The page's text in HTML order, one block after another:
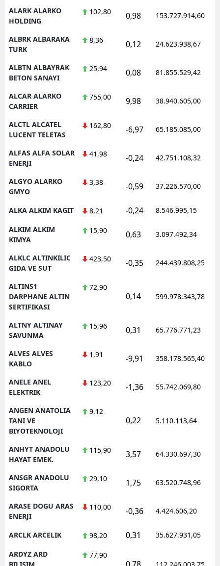
ALARK ALARKO
HOLDING
102,80 0,98 153.727.914,60
ALBRK ALBARAKA
TURK
8,36 0,12 24.623.938,67
ALBTN ALBAYRAK
BETON SANAYI
25,94 0,08 81.855.529,42
ALCAR ALARKO
CARRIER
755,00 9,98 38.940.605,00
ALCTL ALCATEL
LUCENT TELETAS
162,80 -6,97 65.185.085,00
ALFAS ALFA SOLAR
ENERJI
41,98 -0,24 42.751.108,32
ALGYO ALARKO
GMYO
3,38 -0,59 37.226.570,00
ALKA ALKIM KAGIT 8,21 -0,24 8.546.995,15
ALKIM ALKIM
KIMYA
15,90 0,63 3.097.492,34
ALKLC ALTINKILIC
GIDA VE SUT
423,50 -0,35 244.439.808,25
ALTINS1
DARPHANE ALTIN
SERTIFIKASI
72,90
0,14 599.978.343,78
ALTNY ALTINAY
SAVUNMA
15,96 0,31 65.776.771,23
ALVES ALVES
KABLO
1,91 -9,91 358.178.565,40
ANELE ANEL
ELEKTRIK
123,20 -1,36 55.742.069,80
ANGEN ANATOLIA
TANI VE
BIYOTEKNOLOJI
9,12
0,22 5.110.113,64
ANHYT ANADOLU
HAYAT EMEK.
115,90 3,57 64.330.697,30
ANSGR ANADOLU
SIGORTA
29,10 1,75 63.520.748,96
ARASE DOGU ARAS
ENERJI
110,00 -0,36 4.424.606,20
ARCLK ARCELIK 98,20 0,31 35.627.931,05
ARDYZ ARD
BILISIM
77,90
0,78 112.246.003,75